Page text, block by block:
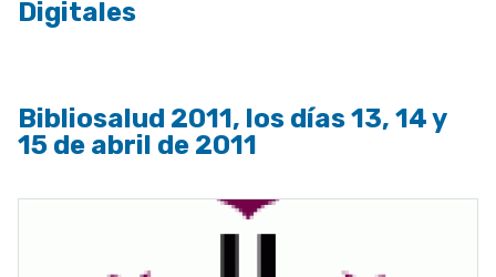
Digitales
Bibliosalud 2011, los días 13, 14 y
15 de abril de 2011